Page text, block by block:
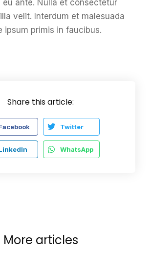
eu ante. Nulla et consectetur
velit. Interdum et malesuada
ipsum primis in faucibus.
Share this article:
Twitter
WhatsApp
More articles